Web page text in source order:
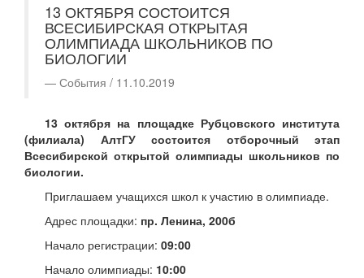
13 ОКТЯБРЯ СОСТОИТСЯ
ВСЕСИБИРСКАЯ ОТКРЫТАЯ
ОЛИМПИАДА ШКОЛЬНИКОВ ПО
БИОЛОГИИ
События / 11.10.2019
13 октября на площадке Рубцовского института
(филиала) АлтГУ состоится отборочный этап
Всесибирской открытой олимпиады школьников по
биологии.
Приглашаем учащихся школ к участию в олимпиаде.
Адрес площадки: пр. Ленина, 200б
Начало регистрации: 09:00
Начало олимпиады: 10:00